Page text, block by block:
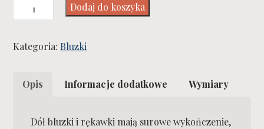
Backstage
Dodaj do koszyka
Kategoria: Bluzki
Opis Informacje dodatkowe Wymiary
Dół bluzki i rękawki mają surowe wykończenie,